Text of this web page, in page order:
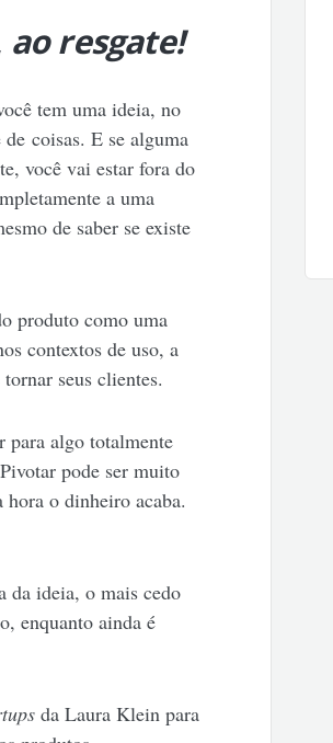
ao resgate!
tem uma ideia, no
coisas. E se alguma
você vai estar fora do
a uma
de saber se existe
produto como uma
contextos de uso, a
seus clientes.
para algo totalmente
pode ser muito
o dinheiro acaba.
da ideia, o mais cedo
enquanto ainda é
da Laura Klein para